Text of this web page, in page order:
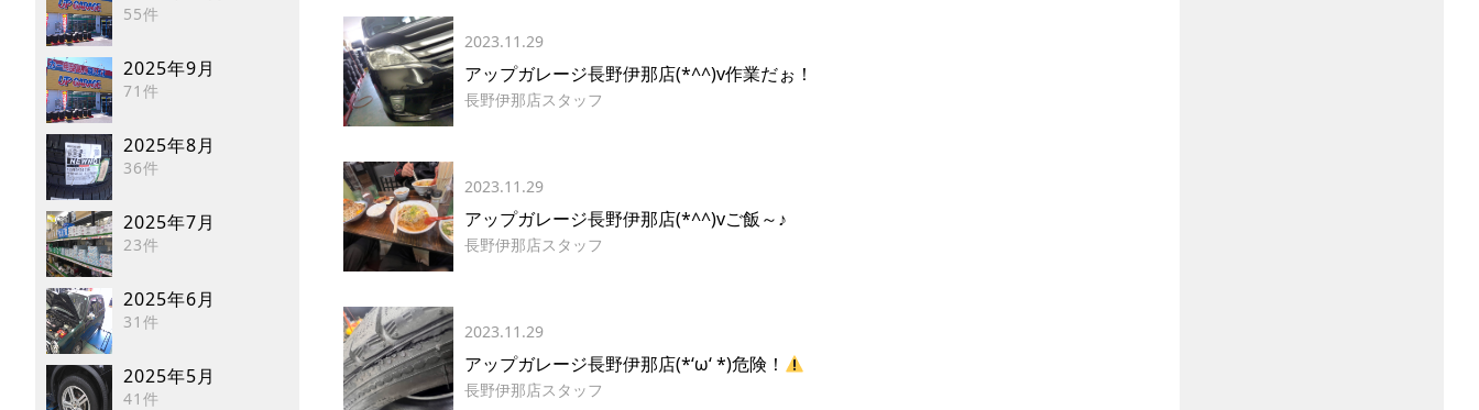
55件
2025年9月
71件
2025年8月
36件
2025年7月
23件
2025年6月
31件
2025年5月
41件
2023.11.29
アップガレージ長野伊那店(*^^)v作業だぉ！
長野伊那店スタッフ
2023.11.29
アップガレージ長野伊那店(*^^)vご飯～♪
長野伊那店スタッフ
2023.11.29
アップガレージ長野伊那店(*‘ω‘ *)危険！
長野伊那店スタッフ